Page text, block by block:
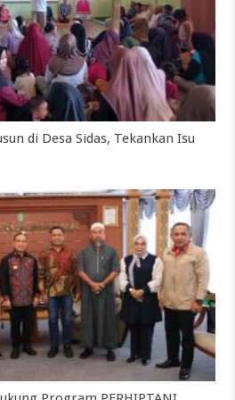
di Desa Sidas, Tekankan Isu